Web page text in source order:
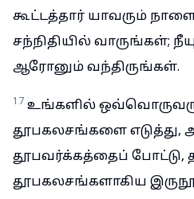
கூட்டத்தார் யாவரும்
சந்நிதியில் வாருங்கள்;
ஆரோனும் வந்திருங்கள்.
17 உங்களில்
தூபகலசங்களை எடுத்து,
தூபவர்க்கத்தைப்
தூபகலசங்களாகிய